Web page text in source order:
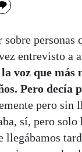
personas
entrevisto a
la voz que más
Pero decía
pero sin
sí, pero solo
llegábamos